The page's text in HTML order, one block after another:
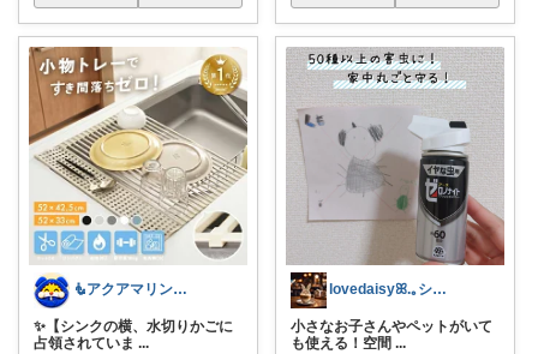
🧜アクアマリン⚡️暮らしに笑顔をプラス
✨【シンクの横、水切りかごに
占領されていま ...
lovedaisyꕤ.｡シンママライフ
小さなお子さんやペットがいて
も使える！空間 ...